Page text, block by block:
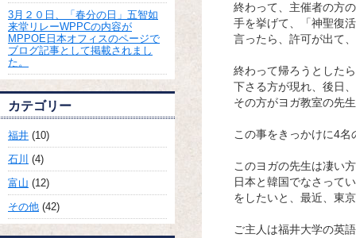
終わって、主催者の方
手を挙げて、「神聖復
言ったら、許可が出て
終わって帰ろうとした
下さる方が現れ、後日
その方がヨガ教室の先
この事をきっかけに4
このヨガの先生は凄い
日本と韓国でなさって
をしたいと、最近、東
ご主人は福井大学の英
3月２０日、「春分の日」五智如
来堂リレーWPPCの内容が
MPPOE日本オフィスのページで
ブログ記事として掲載されまし
た。
カテゴリー
福井 (10)
石川 (4)
富山 (12)
その他 (42)